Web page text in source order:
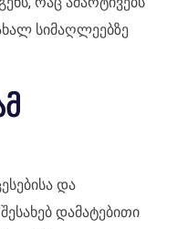
სიმაღლეებზე
და
დამატებითი